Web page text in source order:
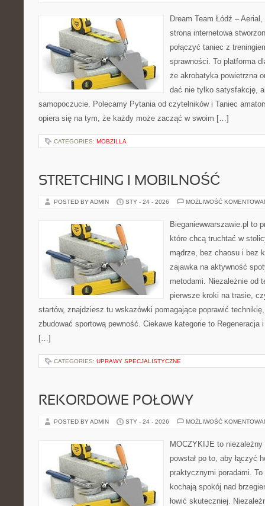
Dream Team Łódź –
strona internetowa
połączyć taniec z
sprawności. To platforma
że akrobatyka powietrzna
dać nie tylko satysfakcję,
samopoczucie. Polecamy Pytania od czytelników i Taniec
opiera się na tym, że każdy może zacząć w swoim […]
CATEGORIES: MOBZILLA
STRETCHING I MOBILNOŚĆ
POSTED BY ADMIN STY - 24 - 2026 MOŻLIWOŚĆ
Bieganiewwarszawie.pl to
które chcą truchtać w
mądrze, bez chaosu i bez
zajawka na aktywność
metodami. Niezależnie od
pierwsze kroki na trasie,
startów, znajdziesz tu wskazówki pomagające poprawić
zbudować sportową pewność. Ciekawe kategorie to
[…]
CATEGORIES: UPRAWY SPECJALISTYCZNE
REKORDOWE POŁOWY
POSTED BY ADMIN STY - 24 - 2026 MOŻLIWOŚĆ
MOCZYKIJE to
powstał po to, aby łączyć
praktycznymi poradami.
kochają spokój nad
łowić skuteczniej.